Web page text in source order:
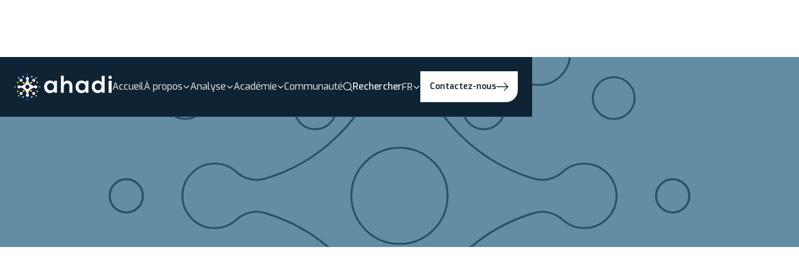
AccueilÀ propos Analyse Académie Communauté RechercherFR Contactez-nous